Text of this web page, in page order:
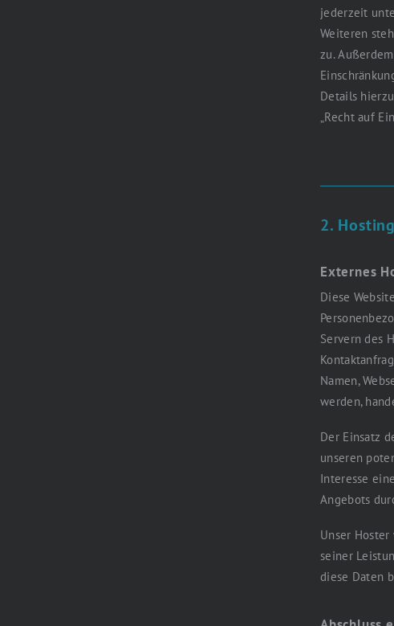
jederzeit
Weiteren
zu.
Details
„Recht auf
2. Hosting
Externes
Diese
Servern des
Namen,
werden,
Der Einsatz
unseren
Interesse
Angebots
Unser
seiner
diese Daten